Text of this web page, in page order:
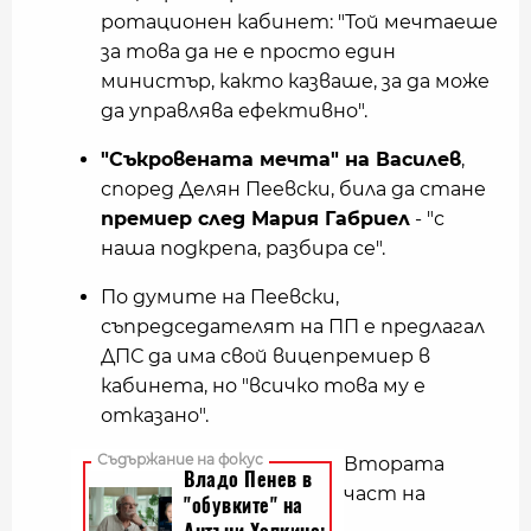
ротационен кабинет: "Той мечтаеше
за това да не е просто един
министър, както казваше, за да може
да управлява ефективно".
"Съкровената мечта" на Василев,
според Делян Пеевски, била да стане
премиер след Мария Габриел - "с
наша подкрепа, разбира се".
По думите на Пеевски,
съпредседателят на ПП е предлагал
ДПС да има свой вицепремиер в
кабинета, но "всичко това му е
отказано".
Втората
част на